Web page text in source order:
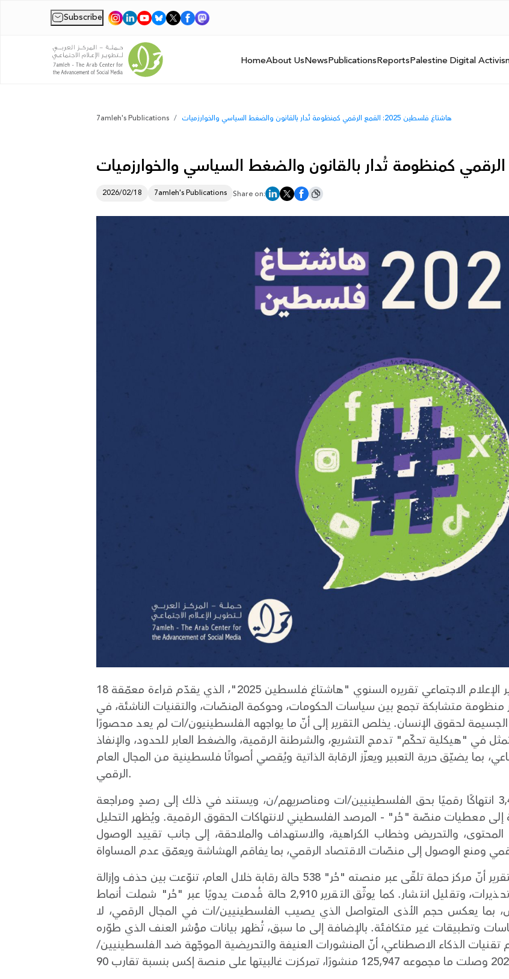
Subscribe |
HomeAbout UsNewsPublicationsReportsPalestine Digital
7amleh's Publications هاشتاغ فلسطين 2025: القمع الرقمي كمنظومة تُدار بالقانون والضغط السياسي والخوارزميات
2026/02/18 7amleh's Publications Share on:
18 شباط 2026، أصدر حملة - المركز العربي لتطوير الإعلام الاجتماعي تقريره السنوي "هاشتاغ فلسطين 2025"، الذي يقدّم قراءة معمّقة
منظومة متشابكة تجمع بين سياسات الحكومات، وحوكمة المنصّات، والتقنيات الناشئة، في
الجسيمة لحقوق الإنسان. يخلص التقرير إلى أنّ ما يواجهه الفلسطينيون/ات لم يعد محصورًا
"هيكلية تحكّم" تدمج التشريع، والشرطنة الرقمية، والضغط العابر للحدود، والإنفاذ
بما يضيّق حرية التعبير ويعزّز الرقابة الذاتية ويُقصي أصواتًا فلسطينية من المجال العام
الرقمي.
يوثّق التقرير خلال عام 2025 ما مجموعه 3,452 انتهاكًا رقميًا بحق الفلسطينيين/ات ومناصريهم/ن، ويستند في ذلك إلى رصدٍ ومراجعة
إلى معطيات منصّة "حُر" - المرصد الفلسطيني لانتهاكات الحقوق الرقمية. ويُظهر التحليل
والتحريض وخطاب الكراهية، والاستهداف والملاحقة، إلى جانب تقييد الوصول
على مستوى الرقابة على المنصّات، يكشف التقرير أنّ مركز حملة تلقّى عبر منصته "حُر" 538 حالة رقابة خلال العام، تنوّعت بين حذف وإزالة
محتوى، وإيقاف مستخدمين/ات، وتقييد، وتحذيرات، وتقليل انتشار. كما يوثّق التقرير 2,910 حالة قُدمت يدويًا عبر "حُر" شملت أنماط
بما يعكس حجم الأذى المتواصل الذي يصيب الفلسطينيين/ات في المجال الرقمي، لا
وتطبيقات غير متكافئة. بالإضافة إلى ما سبق، تُظهر بيانات مؤشر العنف الذي طوّره
تقنيات الذكاء الاصطناعي، أنّ المنشورات العنيفة والتحريضية الموجّهة ضد الفلسطينيين/